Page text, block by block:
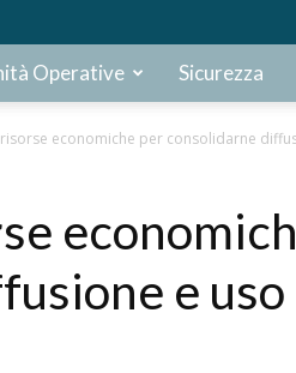
Operative Sicurezza
risorse economiche per consolidarne
e uso